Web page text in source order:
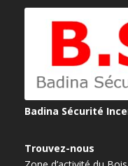
Badina Sécurité
Trouvez-nous